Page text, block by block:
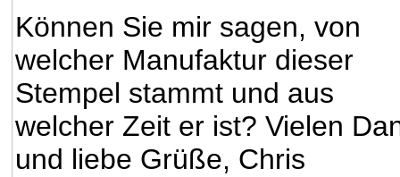
Können Sie mir sagen, von
welcher Manufaktur dieser
Stempel stammt und aus
welcher Zeit er ist? Vielen
und liebe Grüße, Chris